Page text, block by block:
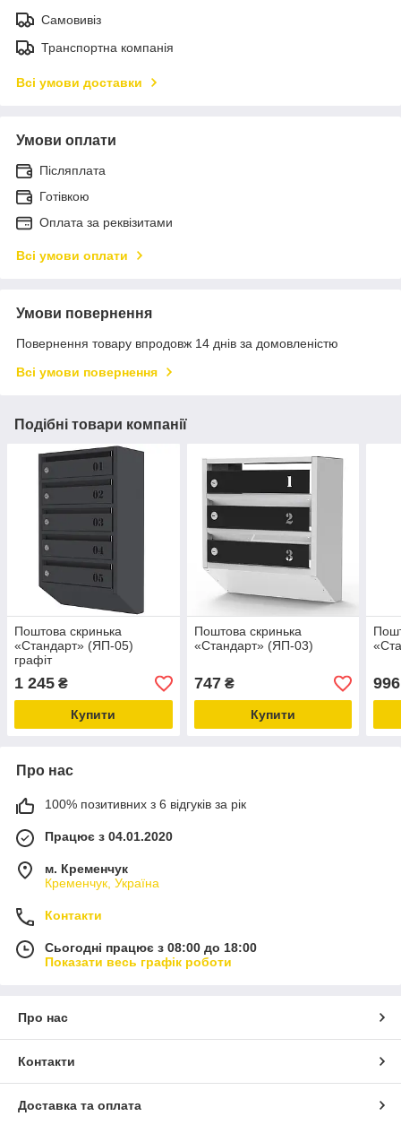
Самовивіз
Транспортна компанія
Всі умови доставки
Умови оплати
Післяплата
Готівкою
Оплата за реквізитами
Всі умови оплати
Умови повернення
Повернення товару впродовж 14 днів за домовленістю
Всі умови повернення
Подібні товари компанії
Поштова скринька
«Стандарт» (ЯП-05)
графіт
1 245 ₴
Купити
Поштова скринька
«Стандарт» (ЯП-03)
747₴
Купити
996
Про нас
100% позитивних з 6 відгуків за рік
Працює з 04.01.2020
м. Кременчук
Кременчук, Україна
Контакти
Сьогодні працює з 08:00 до 18:00
Показати весь графік роботи
Про нас
Контакти
Доставка та оплата